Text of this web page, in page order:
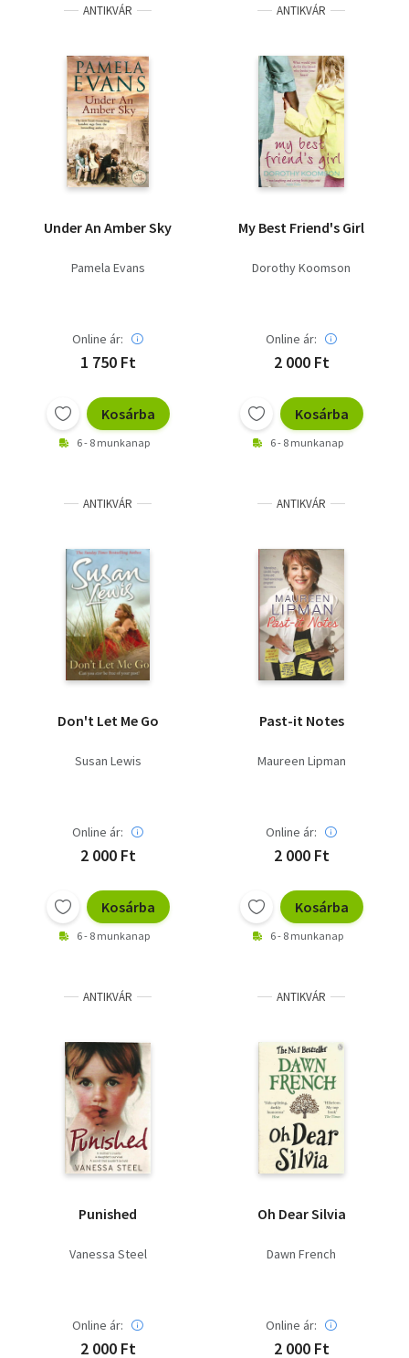
ANTIKVÁR
Under An Amber Sky
Pamela Evans
Online ár:
1 750 Ft
Kosárba
6 - 8 munkanap
ANTIKVÁR
My Best Friend's Girl
Dorothy Koomson
Online ár:
2 000 Ft
Kosárba
6 - 8 munkanap
ANTIKVÁR
Don't Let Me Go
Susan Lewis
Online ár:
2 000 Ft
Kosárba
6 - 8 munkanap
ANTIKVÁR
Past-it Notes
Maureen Lipman
Online ár:
2 000 Ft
Kosárba
6 - 8 munkanap
ANTIKVÁR
Punished
Vanessa Steel
Online ár:
2 000 Ft
ANTIKVÁR
Oh Dear Silvia
Dawn French
Online ár:
2 000 Ft